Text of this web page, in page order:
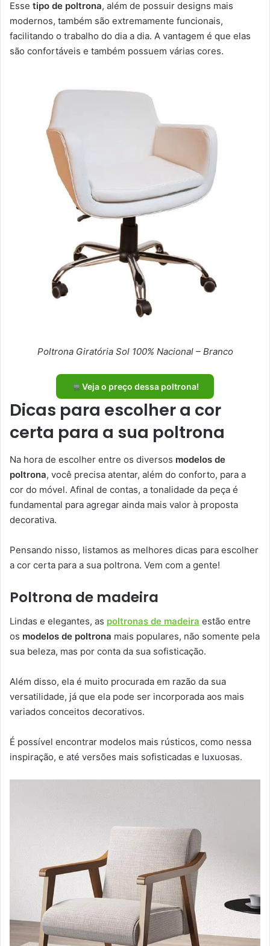
Esse tipo de poltrona, além de possuir designs mais
modernos, também são extremamente funcionais,
facilitando o trabalho do dia a dia. A vantagem é que elas
são confortáveis e também possuem várias cores.
Poltrona Giratória Sol 100% Nacional – Branco
Veja o preço dessa poltrona!
Dicas para escolher a cor
certa para a sua poltrona
Na hora de escolher entre os diversos modelos de
poltrona, você precisa atentar, além do conforto, para a
cor do móvel. Afinal de contas, a tonalidade da peça é
fundamental para agregar ainda mais valor à proposta
decorativa.
Pensando nisso, listamos as melhores dicas para escolher
a cor certa para a sua poltrona. Vem com a gente!
Poltrona de madeira
Lindas e elegantes, as poltronas de madeira estão entre
os modelos de poltrona mais populares, não somente pela
sua beleza, mas por conta da sua sofisticação.
Além disso, ela é muito procurada em razão da sua
versatilidade, já que ela pode ser incorporada aos mais
variados conceitos decorativos.
É possível encontrar modelos mais rústicos, como nessa
inspiração, e até versões mais sofisticadas e luxuosas.